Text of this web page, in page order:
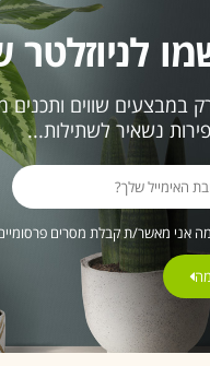
לניוזלטר
במבצעים שווים ותכנים
נשאיר לשתילות...
אני מאשר/ת קבלת מסרים